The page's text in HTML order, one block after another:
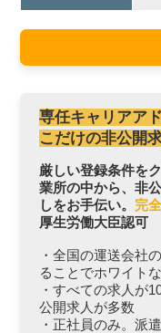
専任キャリアア
こだけの非公開
厳しい登録条件を
業所の中から、非
しをお手伝い。 完
厚生労働大臣認可
・全国の運送会社
ることでホワイト
・すべての求人が
公開求人が多数
・正社員のみ。派